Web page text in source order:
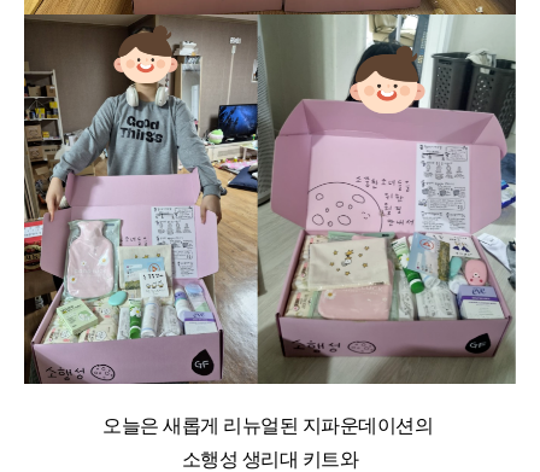
오늘은 새롭게 리뉴얼된 지파운데이션의
소행성 생리대 키트와